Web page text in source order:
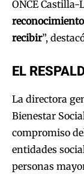
ONCE Castilla-
recibir”,
EL
La directora
Bienestar
compromiso
entidades
personas